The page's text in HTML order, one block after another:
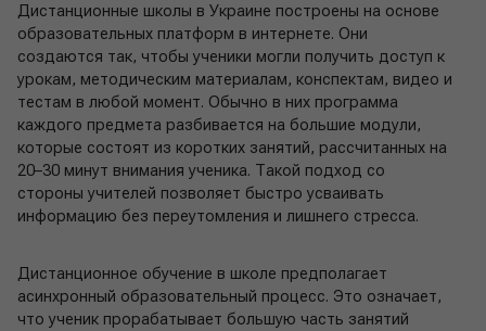
Дистанционные школы в Украине построены на основе
образовательных платформ в интернете. Они
создаются так, чтобы ученики могли получить доступ к
урокам, методическим материалам, конспектам, видео и
тестам в любой момент. Обычно в них программа
каждого предмета разбивается на большие модули,
которые состоят из коротких занятий, рассчитанных на
20–30 минут внимания ученика. Такой подход со
стороны учителей позволяет быстро усваивать
информацию без переутомления и лишнего стресса.
Дистанционное обучение в школе предполагает
асинхронный образовательный процесс. Это означает,
что ученик прорабатывает большую часть занятий